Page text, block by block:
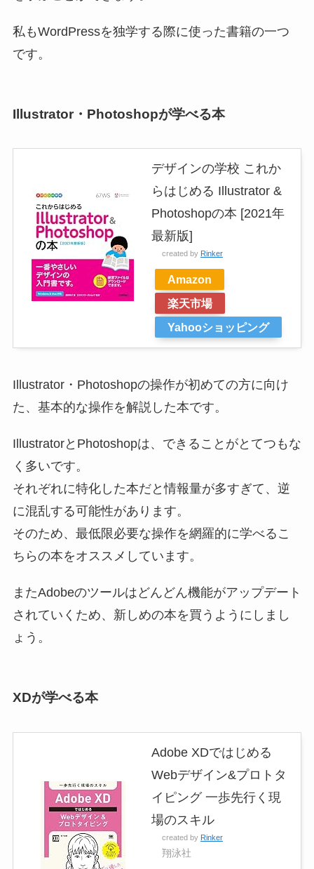
私もWordPressを独学する際に使った書籍の一つ
です。
Illustrator・Photoshopが学べる本
デザインの学校 これか
らはじめる Illustrator &
Photoshopの本 [2021年
最新版]
created by Rinker
Amazon
楽天市場
Yahooショッピング
Illustrator・Photoshopの操作が初めての方に向け
た、基本的な操作を解説した本です。
IllustratorとPhotoshopは、できることがとてつもな
く多いです。
それぞれに特化した本だと情報量が多すぎて、逆
に混乱する可能性があります。
そのため、最低限必要な操作を網羅的に学べるこ
ちらの本をオススメしています。
またAdobeのツールはどんどん機能がアップデート
されていくため、新しめの本を買うようにしまし
ょう。
XDが学べる本
Adobe XDではじめる
Webデザイン&プロトタ
イピング 一歩先行く現
場のスキル
created by Rinker
翔泳社